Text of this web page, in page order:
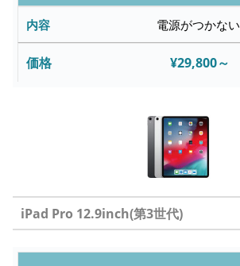
電源がつかない
¥29,800～
iPad Pro 12.9inch(第3世代)